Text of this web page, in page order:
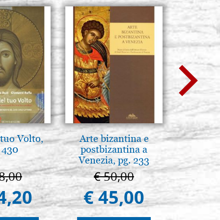
Volto,
Arte bizantina e
postbizantina a
Venezia, pg. 233
€ 50,00
€ 45,00 €